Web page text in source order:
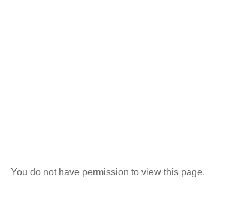
You do not have permission to view this page.